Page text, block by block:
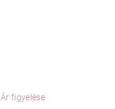
Ár figyelése